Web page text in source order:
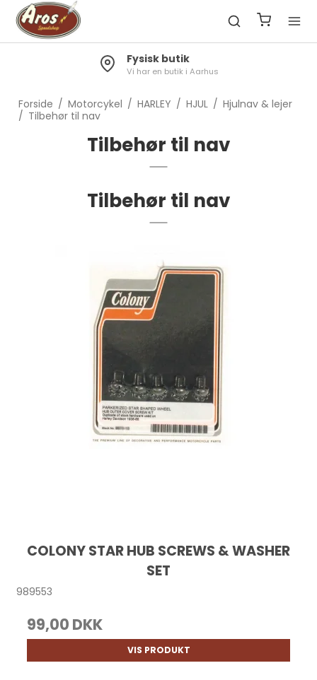
Fysisk butik
Vi har en butik i Aarhus
Forside / Motorcykel / HARLEY / HJUL / Hjulnav & lejer
/ Tilbehør til nav
Tilbehør til nav
Tilbehør til nav
COLONY STAR HUB SCREWS & WASHER
SET
989553
99,00 DKK
VIS PRODUKT